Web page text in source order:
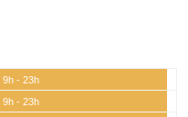
9h - 23h
9h - 23h